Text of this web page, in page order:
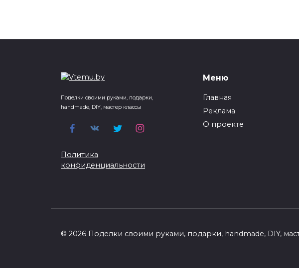
Поделки своими руками, подарки,
handmade, DIY, мастер классы
Политика
конфиденциальности
Меню
Главная
Реклама
О проекте
© 2026 Поделки своими руками, подарки, handmade, DIY,